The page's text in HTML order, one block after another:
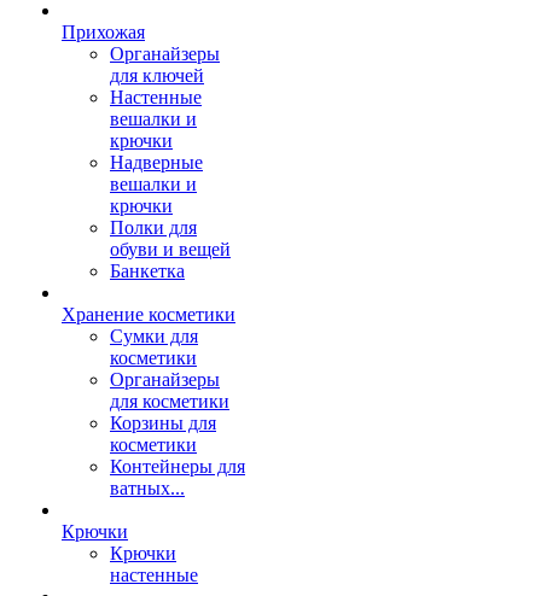
Прихожая
Органайзеры
для ключей
Настенные
вешалки и
крючки
Надверные
вешалки и
крючки
Полки для
обуви и вещей
Банкетка
Хранение косметики
Сумки для
косметики
Органайзеры
для косметики
Корзины для
косметики
Контейнеры для
ватных...
Крючки
Крючки
настенные